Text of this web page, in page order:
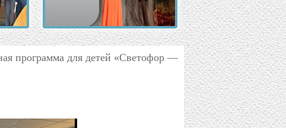
программа для детей «Светофор —